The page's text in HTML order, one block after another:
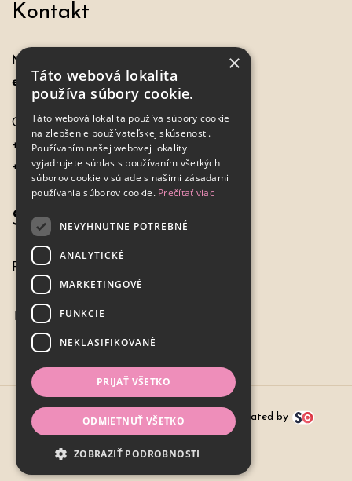
Kontakt
Máte otázku, požiadavku?
eshop@hochel.sk
Objednávky:
+421 917 649 198
+421 - 33 7798967
Sme tu pre vás
Pondelok - Piatok
HOCHEL export-import s.r.o. | created by
×
Táto webová lokalita
používa súbory cookie.
Táto webová lokalita používa súbory cookie
na zlepšenie používateľskej skúsenosti.
Používaním našej webovej lokality
vyjadrujete súhlas s používaním všetkých
súborov cookie v súlade s našimi zásadami
používania súborov cookie. Prečítať viac
NEVYHNUTNE POTREBNÉ
ANALYTICKÉ
MARKETINGOVÉ
FUNKCIE
NEKLASIFIKOVANÉ
PRIJAŤ VŠETKO
ODMIETNUŤ VŠETKO
ZOBRAZIŤ PODROBNOSTI